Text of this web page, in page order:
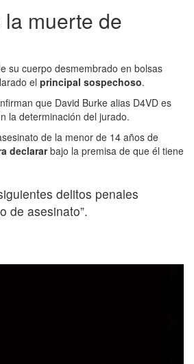
muerte de
su cuerpo desmembrado en bolsas
el principal sospechoso.
que David Burke alias D4VD es
la determinación del jurado.
de la menor de 14 años de
declararbajo la premisa de que él tiene
delitos penales
de asesinato”.